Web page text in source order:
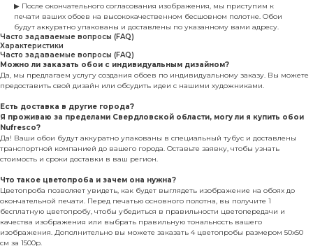
▶ После окончательного согласования изображения, мы приступим к
печати ваших обоев на высококачественном бесшовном полотне. Обои
будут аккуратно упакованы и доставлены по указанному вами адресу.
Часто задаваемые вопросы (FAQ)
Характеристики
Часто задаваемые вопросы (FAQ)
Можно ли заказать обои с индивидуальным дизайном?
Да, мы предлагаем услугу создания обоев по индивидуальному заказу. Вы можете
предоставить свой дизайн или обсудить идеи с нашими художниками.
Есть доставка в другие города?
Я проживаю за пределами Свердловской области, могу ли я купить обои
Nufresco?
Да! Ваши обои будут аккуратно упакованы в специальный тубус и доставлены
транспортной компанией до вашего города. Оставьте заявку, чтобы узнать
стоимость и сроки доставки в ваш регион.
Что такое цветопроба и зачем она нужна?
Цветопроба позволяет увидеть, как будет выглядеть изображение на обоях до
окончательной печати. Перед печатью основного полотна, вы получите 1
бесплатную цветопробу, чтобы убедиться в правильности цветопередачи и
качества изображения или выбрать правильную тональность вашего
изображения. Дополнительно вы можете заказать 4 цветопробы размером 50х50
см за 1500р.